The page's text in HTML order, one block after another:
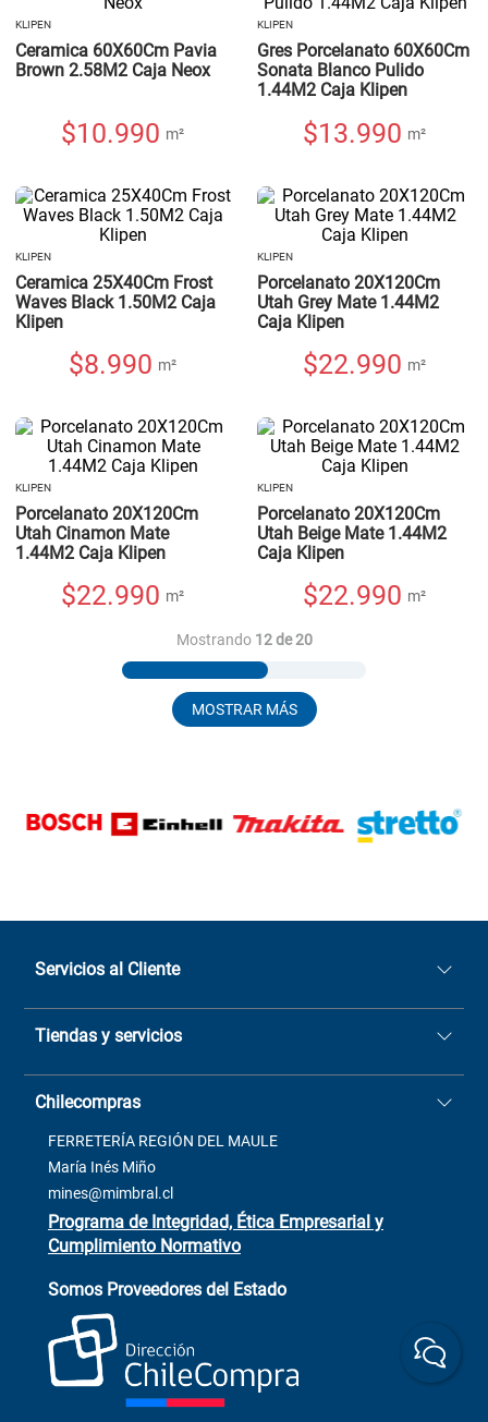
KLIPEN
Ceramica 60X60Cm Pavia
Brown 2.58M2 Caja Neox
$10.990 m²
KLIPEN
Gres Porcelanato 60X60Cm
Sonata Blanco Pulido
1.44M2 Caja Klipen
$13.990 m²
KLIPEN
Ceramica 25X40Cm Frost
Waves Black 1.50M2 Caja
Klipen
$8.990 m²
KLIPEN
Porcelanato 20X120Cm
Utah Grey Mate 1.44M2
Caja Klipen
$22.990 m²
KLIPEN
Porcelanato 20X120Cm
Utah Cinamon Mate
1.44M2 Caja Klipen
$22.990 m²
KLIPEN
Porcelanato 20X120Cm
Utah Beige Mate 1.44M2
Caja Klipen
$22.990 m²
Mostrando 12 de 20
MOSTRAR MÁS
Servicios al Cliente
Quiénes somos
Sucursales
Términos y condiciones
Contacto
Venta Terreno
Trabaja con Nosotros
+(73) 256
ChileCompras
+56 9 9888 9549
Tiendas y servicios
Casa Matriz: Avenida Chorrillos
2137 San Javier, Fono (73)
Chilecompras
FERRETERÍA REGIÓN DEL MAULE
María Inés Miño
mines@mimbral.cl
Programa de Integridad, Ética Empresarial y
Cumplimiento Normativo
Somos Proveedores del Estado